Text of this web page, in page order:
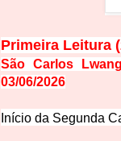
Primeira Leitura
São Carlos
03/06/2026
Início da Segunda